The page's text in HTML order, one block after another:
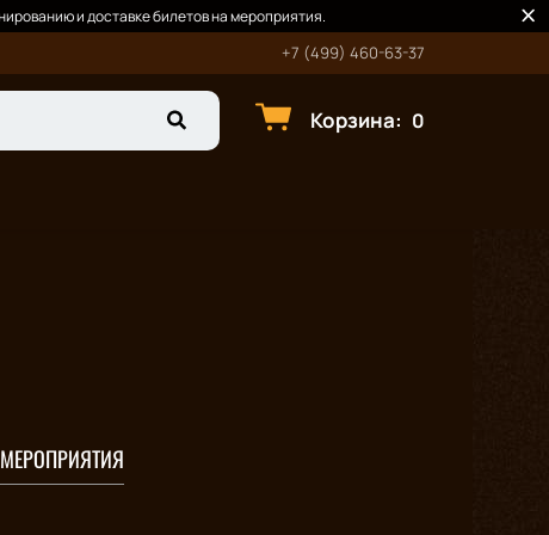
и доставке билетов на мероприятия.
+7 (499) 460-63-37
Корзина: 0